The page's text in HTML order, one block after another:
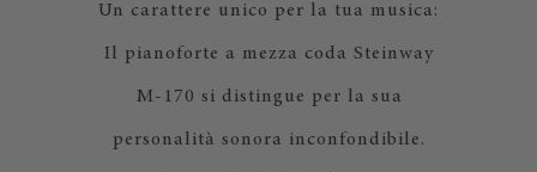
Un carattere unico per la tua musica:
Il pianoforte a mezza coda Steinway
M-170 si distingue per la sua
personalità sonora inconfondibile.